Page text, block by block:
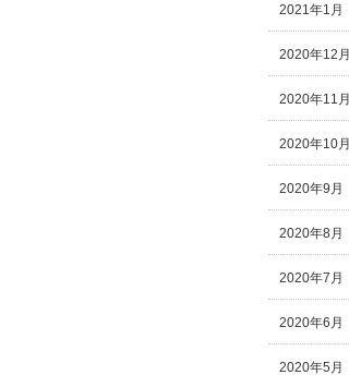
2021年1月
2020年12月
2020年11月
2020年10月
2020年9月
2020年8月
2020年7月
2020年6月
2020年5月